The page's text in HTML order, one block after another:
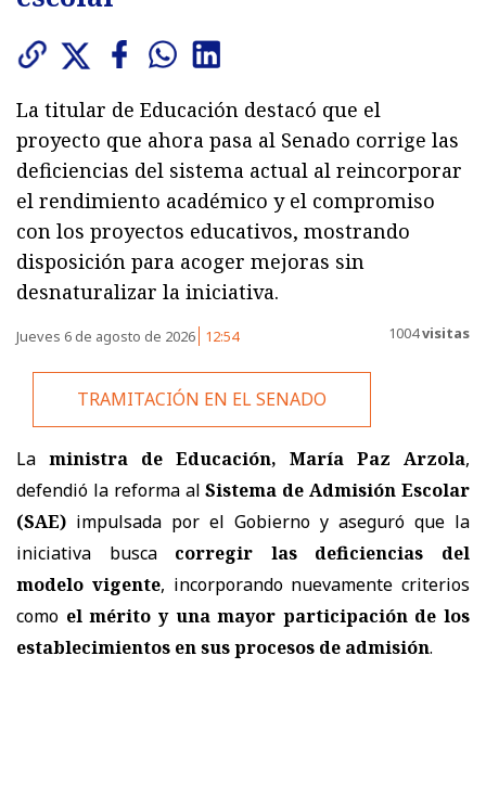
La titular de Educación destacó que el
proyecto que ahora pasa al Senado corrige las
deficiencias del sistema actual al reincorporar
el rendimiento académico y el compromiso
con los proyectos educativos, mostrando
disposición para acoger mejoras sin
desnaturalizar la iniciativa.
Jueves 6 de agosto de 2026 12:54 1004visitas
TRAMITACIÓN EN EL SENADO
La ministra de Educación, María Paz Arzola,
defendió la reforma alSistema de Admisión Escolar
(SAE) impulsada por el Gobierno y aseguró que la
iniciativa busca corregir las deficiencias del
modelo vigente, incorporando nuevamente criterios
como el mérito y una mayor participación de los
establecimientos en sus procesos de admisión.